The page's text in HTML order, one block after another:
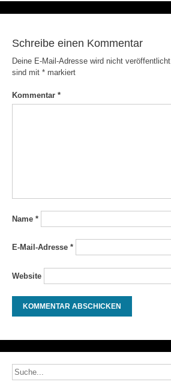
Schreibe einen Kommentar
Deine E-Mail-Adresse wird nicht veröffentlicht.
sind mit *markiert
Kommentar *
Name *
E-Mail-Adresse *
Website